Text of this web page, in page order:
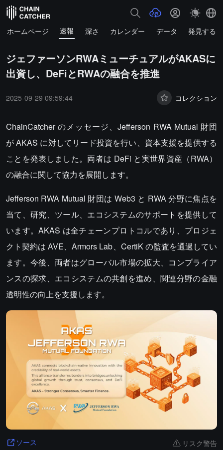
ホームページ 速報 深さ カレンダー データ 発見する
ジェファーソンRWAミューチュアルがAKASに
出資し、DeFiとRWAの融合を推進
2025-09-29 09:59:44 コレクション
ChainCatcher のメッセージ、Jefferson RWA Mutual 財団
が AKAS に対してリード投資を行い、資本支援を提供する
ことを発表しました。両者は DeFi と実世界資産（RWA）
の融合に関して協力を展開します。
Jefferson RWA Mutual 財団は Web3 と RWA 分野に焦点を
当て、研究、ツール、エコシステムのサポートを提供して
います。AKAS は全チェーンプロトコルであり、プロジェ
クト契約は AVE、Armors Lab、CertiK の監査を通過してい
ます。今後、両者はグローバル市場の拡大、コンプライア
ンスの探求、エコシステムの共創を進め、関連分野の金融
透明性の向上を支援します。
ソース リスク警告